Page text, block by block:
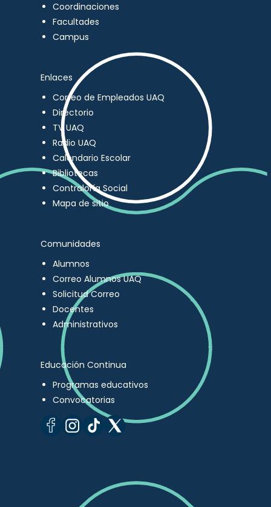
Coordinaciones
Facultades
Campus
Enlaces
Correo de Empleados UAQ
Directorio
TV UAQ
Radio UAQ
Calendario Escolar
Bibliotecas
Contraloría Social
Mapa de sitio
Comunidades
Alumnos
Correo Alumnos UAQ
Solicitud Correo
Docentes
Administrativos
Educación Continua
Programas educativos
Convocatorias